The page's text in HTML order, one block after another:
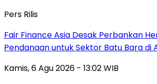
Pers Rilis
Fair Finance Asia Desak Perbankan
Pendanaan untuk Sektor Batu Bara di
Kamis, 6 Agu 2026 - 13:02 WIB